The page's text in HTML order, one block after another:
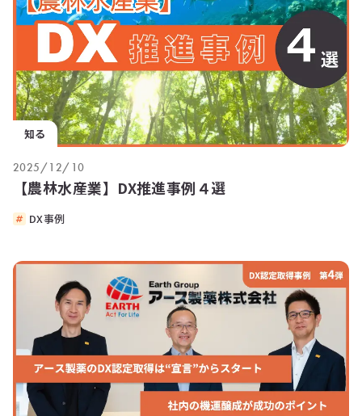
知る
2025/12/10
【農林水産業】DX推進事例４選
DX事例